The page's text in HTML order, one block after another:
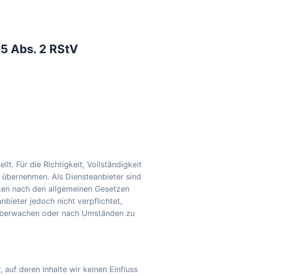
Abs. 2 RStV
Für die Richtigkeit, Vollständigkeit
Als Diensteanbieter sind
nach den allgemeinen Gesetzen
jedoch nicht verpflichtet,
oder nach Umständen zu
deren Inhalte wir keinen Einfluss